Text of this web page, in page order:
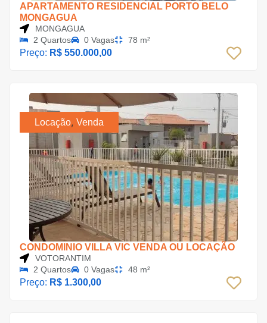
APARTAMENTO RESIDENCIAL PORTO BELO
MONGAGUA
MONGAGUA
2 Quartos
0 Vagas 78 m²
Preço: R$ 550.000,00
Locação, Venda
CONDOMINIO VILLA VIC VENDA OU LOCAÇÃO
VOTORANTIM
2 Quartos
0 Vagas 48 m²
Preço: R$ 1.300,00